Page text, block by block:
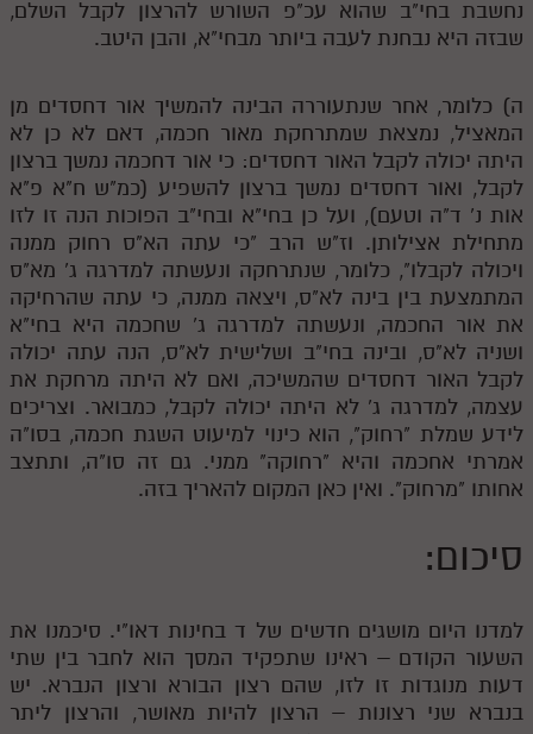
נחשבת בחי"ב שהוא עכ"פ השורש להרצון לקבל השלם,
שבזה היא נבחנת לעבה ביותר מבחי"א, והבן היטב.
ה) כלומר, אחר שנתעוררה הבינה להמשיך אור דחסדים מן
המאציל, נמצאת שמתרחקת מאור חכמה, דאם לא כן לא
היתה יכולה לקבל האור דחסדים: כי אור דחכמה נמשך ברצון
לקבל, ואור דחסדים נמשך ברצון להשפיע (כמ"ש ח"א פ"א
אות נ' ד"ה וטעם), ועל כן בחי"א ובחי"ב הפוכות הנה זו לזו
מתחילת אצילותן. וז"ש הרב "כי עתה הא"ס רחוק ממנה
ויכולה לקבלו", כלומר, שנתרחקה ונעשתה למדרגה ג' מא"ס
המתמצעת בין בינה לא"ס, ויצאה ממנה, כי עתה שהרחיקה
את אור החכמה, ונעשתה למדרגה ג' שחכמה היא בחי"א
ושניה לא"ס, ובינה בחי"ב ושלישית לא"ס, הנה עתה יכולה
לקבל האור דחסדים שהמשיכה, ואם לא היתה מרחקת את
עצמה, למדרגה ג' לא היתה יכולה לקבל, כמבואר. וצריכים
לידע שמלת "רחוק", הוא כינוי למיעוט השגת חכמה, בסו"ה
אמרתי אחכמה והיא "רחוקה" ממני. גם זה סו"ה, ותתצב
אחותו "מרחוק". ואין כאן המקום להאריך בזה.
סיכום:
למדנו היום מושגים חדשים של ד בחינות דאו"י. סיכמנו את
השעור הקודם – ראינו שתפקיד המסך הוא לחבר בין שתי
דעות מנוגדות זו לזו, שהם רצון הבורא ורצון הנברא. יש
בנברא שני רצונות – הרצון להיות מאושר, והרצון ליתר